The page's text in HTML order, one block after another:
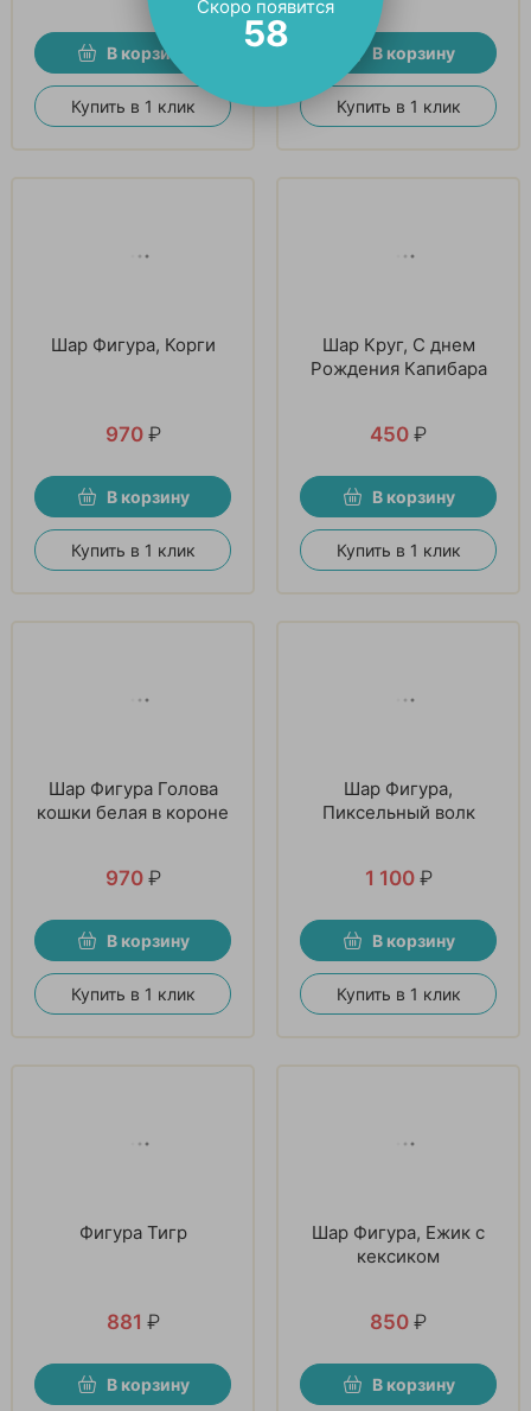
В корзину
Купить в 1 клик
В корзину
Купить в 1 клик
Шар Фигура, Корги
970 ₽
В корзину
Купить в 1 клик
Шар Круг, С днем
Рождения Капибара
450 ₽
В корзину
Купить в 1 клик
Шар Фигура Голова
кошки белая в короне
970 ₽
В корзину
Купить в 1 клик
Шар Фигура,
Пиксельный волк
1 100 ₽
В корзину
Купить в 1 клик
Фигура Тигр
881 ₽
В корзину
Шар Фигура, Ежик с
кексиком
850 ₽
В корзину
Скоро появится
56